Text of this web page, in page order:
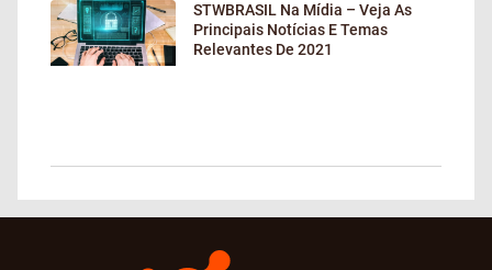
STWBRASIL Na Mídia – Veja As
Principais Notícias E Temas
Relevantes De 2021